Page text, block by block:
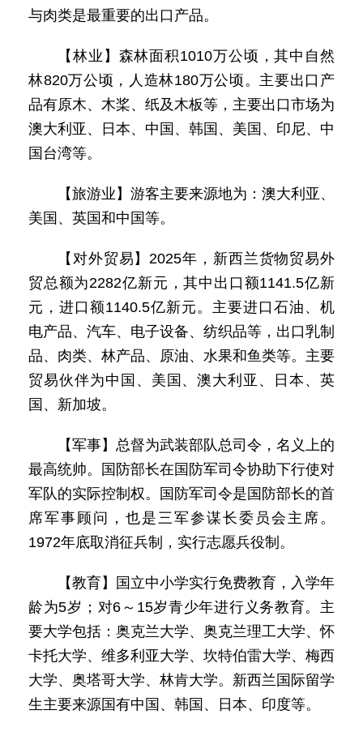
与肉类是最重要的出口产品。
【林业】森林面积1010万公顷，其中自然
林820万公顷，人造林180万公顷。主要出口产
品有原木、木桨、纸及木板等，主要出口市场为
澳大利亚、日本、中国、韩国、美国、印尼、中
国台湾等。
【旅游业】游客主要来源地为：澳大利亚、
美国、英国和中国等。
【对外贸易】2025年，新西兰货物贸易外
贸总额为2282亿新元，其中出口额1141.5亿新
元，进口额1140.5亿新元。主要进口石油、机
电产品、汽车、电子设备、纺织品等，出口乳制
品、肉类、林产品、原油、水果和鱼类等。主要
贸易伙伴为中国、美国、澳大利亚、日本、英
国、新加坡。
【军事】总督为武装部队总司令，名义上的
最高统帅。国防部长在国防军司令协助下行使对
军队的实际控制权。国防军司令是国防部长的首
席军事顾问，也是三军参谋长委员会主席。
1972年底取消征兵制，实行志愿兵役制。
【教育】国立中小学实行免费教育，入学年
龄为5岁；对6～15岁青少年进行义务教育。主
要大学包括：奥克兰大学、奥克兰理工大学、怀
卡托大学、维多利亚大学、坎特伯雷大学、梅西
大学、奥塔哥大学、林肯大学。新西兰国际留学
生主要来源国有中国、韩国、日本、印度等。